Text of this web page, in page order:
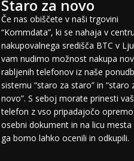
Staro za novo
Če nas obiščete v naši trgovini
“Kommdata”, ki se nahaja v centru
nakupovalnega središča BTC v
vam nudimo možnost nakupa
rabljenih telefonov iz naše
sistemu “staro za staro” in “staro
novo”. S seboj morate prinesti
telefon z vso pripadajočo
osebni dokument in na licu mesta
ga bomo lahko ocenili in odkupili.